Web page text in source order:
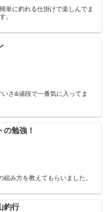
単に釣れる仕掛けで楽しんでま
。
さ&値段で一番気に入ってま
の勉強！
み方を教えてもらいました。
釣行